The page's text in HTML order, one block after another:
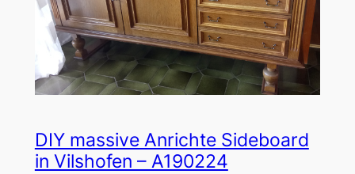
DIY massive Anrichte Sideboard
in Vilshofen – A190224